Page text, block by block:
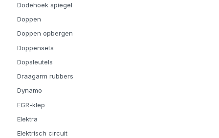
Dodehoek spiegel
Doppen
Doppen opbergen
Doppensets
Dopsleutels
Draagarm rubbers
Dynamo
EGR-klep
Elektra
Elektrisch circuit